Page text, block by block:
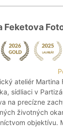
Feketova
ateliér Martina
sídliaci v
na precízne
životných
objektívu.